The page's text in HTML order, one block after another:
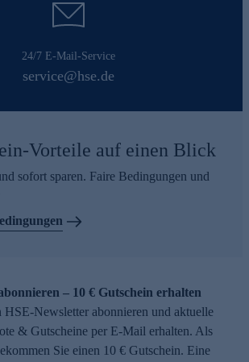
24/7 E-Mail-Service
service@hse.de
Vorteile auf einen Blick
sofort sparen. Faire Bedingungen und
– 10 € Gutschein erhalten
HSE-Newsletter abonnieren und aktuelle
& Gutscheine per E-Mail erhalten. Als
Sie einen 10 € Gutschein. Eine